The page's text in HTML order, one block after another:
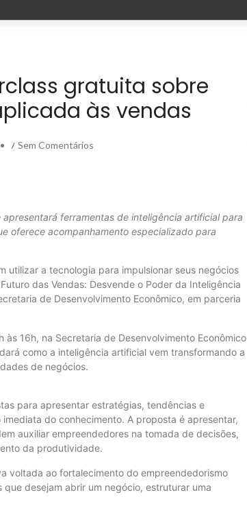
gratuita sobre
às vendas
/ Sem Comentários
ferramentas de inteligência artificial para
oferece acompanhamento especializado para
utilizar a tecnologia para impulsionar seus negócios
das Vendas: Desvende o Poder da Inteligência
de Desenvolvimento Econômico, em parceria
16h, na Secretaria de Desenvolvimento Econômico
como a inteligência artificial vem transformando a
de negócios.
para apresentar estratégias, tendências e
do conhecimento. A proposta é apresentar,
auxiliar empreendedores na tomada de decisões,
da produtividade.
voltada ao fortalecimento do empreendedorismo
desejam abrir um negócio, estruturar uma